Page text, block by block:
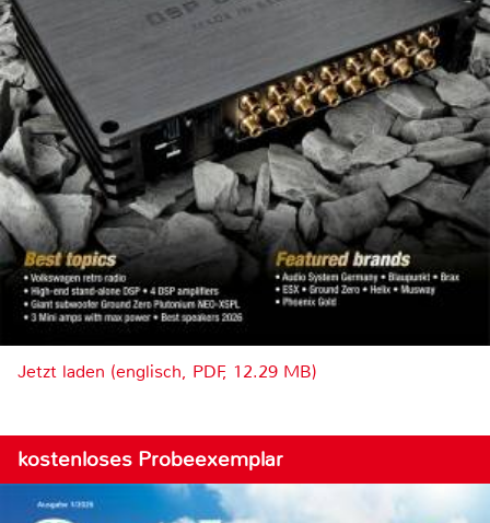
Jetzt laden (englisch, PDF, 12.29 MB)
kostenloses Probeexemplar